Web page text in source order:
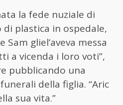
la fede nuziale di
plastica in ospedale,
gliel’aveva messa
a vicenda i loro voti”,
pubblicando una
della figlia. “Aric
sua vita.”